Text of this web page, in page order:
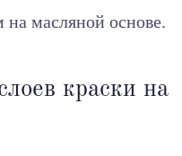
на масляной основе.
краски на